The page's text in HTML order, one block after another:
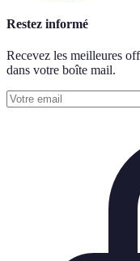
Restez informé
Recevez les meilleures
dans votre boîte mail.